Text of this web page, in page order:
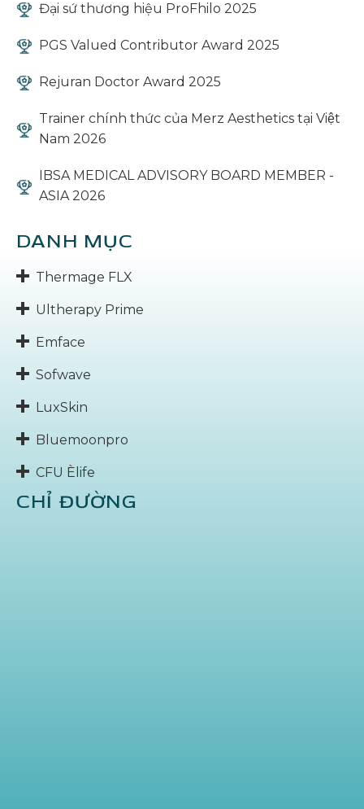
Đại sứ thương hiệu ProFhilo 2025
PGS Valued Contributor Award 2025
Rejuran Doctor Award 2025
Trainer chính thức của Merz Aesthetics tại Việt
Nam 2026
IBSA MEDICAL ADVISORY BOARD MEMBER -
ASIA 2026
DANH MỤC
Thermage FLX
Ultherapy Prime
Emface
Sofwave
LuxSkin
Bluemoonpro
CFU Èlife
CHỈ ĐƯỜNG